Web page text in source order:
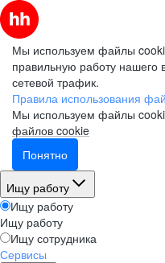
Мы используем файлы
правильную работу нашего
сетевой трафик.
Правила использования
Мы используем файлы
файлов cookie
Понятно
Ищу работу
Ищу работу
Ищу работу
Ищу сотрудника
Сервисы